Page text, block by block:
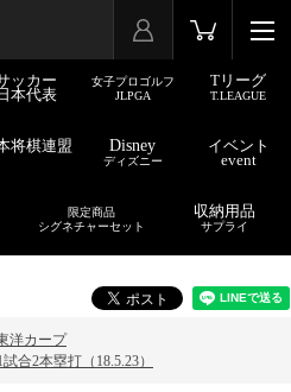
ッカー
日本代表
女子プロゴルフ
JLPGA
Tリーグ
T.LEAGUE
将棋連盟 Disney
ディズニー
イベント
event
限定商品
シグネチャーセット
収納用品
サプライ
洋カープ
合2本塁打（18.5.23）